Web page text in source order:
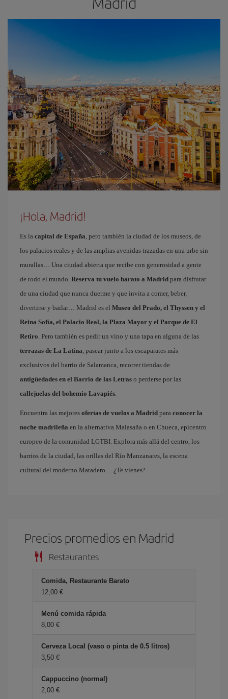
¡Hola, Madrid!
Es la capital de España, pero también la ciudad de los museos, de
los palacios reales y de las amplias avenidas trazadas en una urbe sin
murallas… Una ciudad abierta que recibe con generosidad a gente
de todo el mundo. Reserva tu vuelo barato a Madrid para disfrutar
de una ciudad que nunca duerme y que invita a comer, beber,
divertirse y bailar… Madrid es el Museo del Prado, el Thyssen y el
Reina Sofía, el Palacio Real, la Plaza Mayor y el Parque de El
Retiro. Pero también es pedir un vino y una tapa en alguna de las
terrazas de La Latina, pasear junto a los escaparates más
exclusivos del barrio de Salamanca, recorrer tiendas de
antigüedades en el Barrio de las Letras o perderse por las
callejuelas del bohemio Lavapiés.
Encuentra las mejores ofertas de vuelos a Madrid para conocer la
noche madrileña en la alternativa Malasaña o en Chueca, epicentro
europeo de la comunidad LGTBI. Explora más allá del centro, los
barrios de la ciudad, las orillas del Río Manzanares, la escena
cultural del moderno Matadero… ¿Te vienes?
Precios promedios en Madrid
Restaurantes
Comida, Restaurante Barato
12,00 €
Menú comida rápida
8,00 €
Cerveza Local (vaso o pinta de 0.5 litros)
3,50 €
Cappuccino (normal)
2,00 €